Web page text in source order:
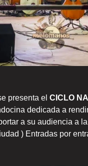
presenta el CICLO
dedicada a
a su audiencia a
) Entradas por